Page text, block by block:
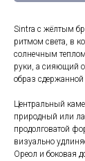
Sintra с жёлтым
ритмом света, в
солнечным
руки, а сияющий
образ
Центральный
природный или
продолговатой
визуально
Ореол и боковая